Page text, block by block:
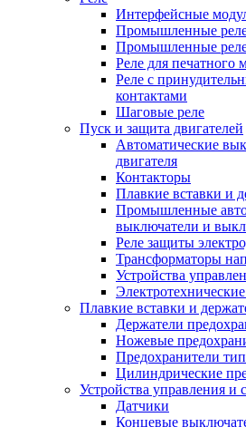
Интерфейсные
Промышленные
Промышленные
Реле для печатного
Реле с
контактами
Шаговые реле
Пуск и защита двигателей
Автоматические
двигателя
Контакторы
Плавкие вставки и
Промышленные
выключатели и
Реле защиты
Трансформаторы
Устройства
Плавкие вставки и
Держатели
Ножевые
Предохранители
Цилиндрические
Устройства управления и
Датчики
Концевые